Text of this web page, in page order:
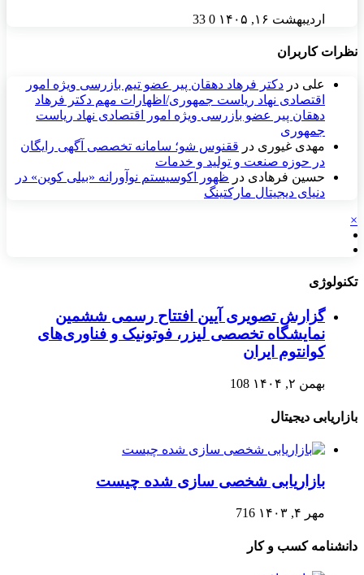
اردیبهشت ۱۶, ۱۴۰۵ 0
33
نظرات کاربران
علی در دکتر فرهاد دهقان پیر عضو تيم بازرسی ويژه امور
اقتصادی نهاد رياست جمهوری/اظهارات مهم دکتر فرهاد
دهقان پیر عضو بازرسی ویژه امور اقتصادی نهاد ریاست
جمهوری
مهدی غیوری در ققنوس شو؛ سامانه تخصصی آگهی رایگان
در حوزه صنعت و تولید و خدمات
حسین فرهادی در ظهور اکوسیستم نوآورانه «بیلی کوین» در
دنیای دیجیتال مارکتینگ
×
تکنولوژی
گزارش تصویری آیین افتتاح رسمی ششمین
نمایشگاه تخصصی لیزر، فوتونیک و فناوری‌های
کوانتوم ایران
بهمن ۲, ۱۴۰۴ 108
بازاریابی دیجیتال
بازاریابی شخصی سازی شده چیست
مهر ۴, ۱۴۰۳ 716
دانشنامه کسب و کار